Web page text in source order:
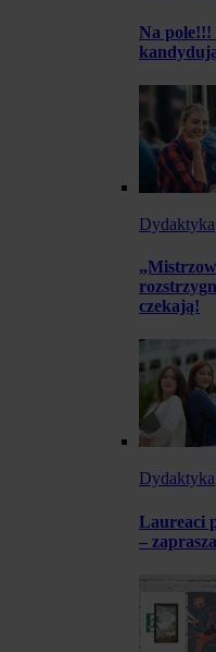
Na pole!!!
Dydaktyka
czekają!
Dydaktyka
Laureaci
–